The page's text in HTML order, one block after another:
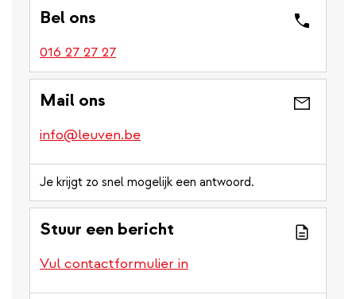
Bel ons
016 27 27 27
Mail ons
info@leuven.be
Je krijgt zo snel mogelijk een antwoord.
Stuur een bericht
Vul contactformulier in